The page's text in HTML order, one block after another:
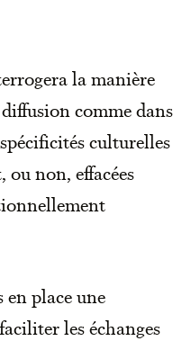
la manière
comme dans
culturelles
non, effacées
place une
les échanges